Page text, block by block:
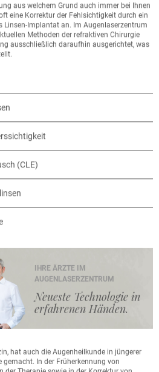
aus welchem Grund auch immer bei Ihnen
eine Korrektur der Fehlsichtigkeit durch ein
Linsen-Implantat an. Im Augenlaserzentrum
Methoden der refraktiven Chirurgie
ausschließlich daraufhin ausgerichtet, was
(CLE)
IHRE ÄRZTE IM
AUGENLASERZENTRUM
Neueste Technologie in
erfahrenen Händen.
hat auch die Augenheilkunde in jüngerer
In der Früherkennung von